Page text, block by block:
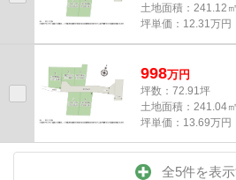
土地面積：241.12㎡
坪単価：12.31万円
998万円
坪数：72.91坪
土地面積：241.04㎡
坪単価：13.69万円
全5件を表